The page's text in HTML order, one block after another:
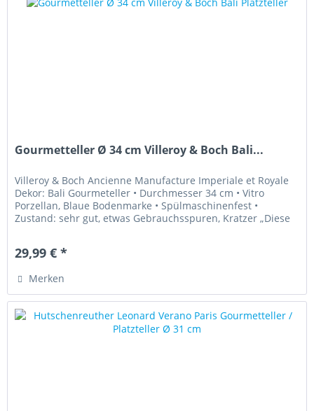
Gourmetteller Ø 34 cm Villeroy & Boch Bali...
Villeroy & Boch Ancienne Manufacture Imperiale et Royale
Dekor: Bali Gourmeteller • Durchmesser 34 cm • Vitro
Porzellan, Blaue Bodenmarke • Spülmaschinenfest •
Zustand: sehr gut, etwas Gebrauchsspuren, Kratzer „Diese
29,99 € *
Merken